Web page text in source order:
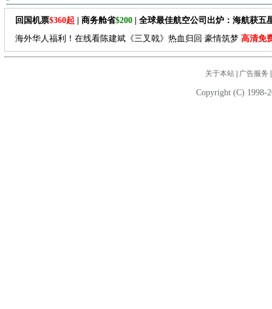
回国机票$360起 | 商务舱省$200 | 全球最佳航空公司出炉：海航获五
海外华人福利！在线看陈建斌《三叉戟》热血归回 豪情筑梦 高清免
关于本站| 广告服务
Copyright (C) 1998-